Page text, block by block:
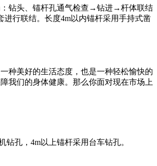
：钻头、锚杆孔通气检查→钻进→杆体联结
行联结。长度4m以内锚杆采用手持式凿
种美好的生活态度，也是一种轻松愉快的
我们的身体健康。那么你面对现在市场上
孔，4m以上锚杆采用台车钻孔。